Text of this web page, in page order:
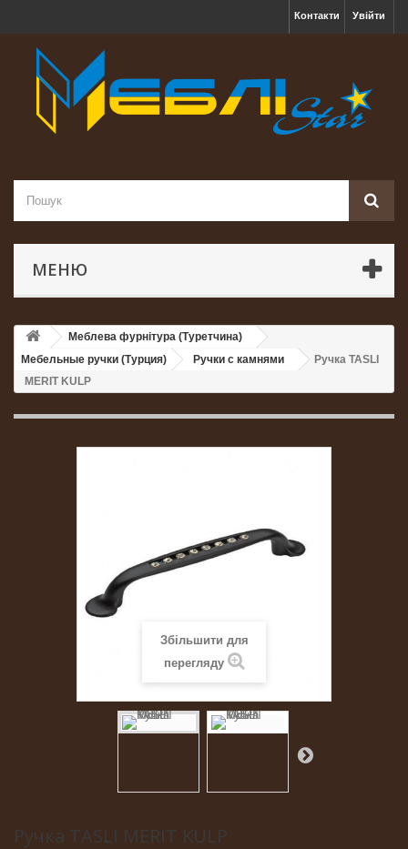
Увійти
Контакти
МЕНЮ
Меблева фурнітура (Туретчина)
Мебельные ручки (Турция)
Ручки с камнями
Ручка TASLI
MERIT KULP
Збільшити для
перегляду
Ручка TASLI MERIT KULP